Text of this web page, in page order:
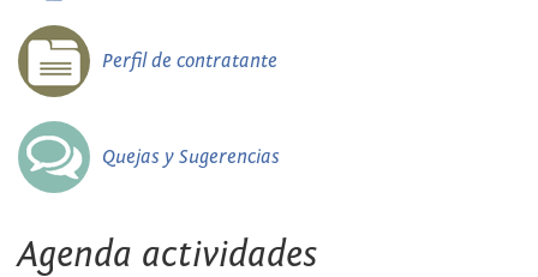
Perfil de contratante
Quejas y Sugerencias
Agenda actividades